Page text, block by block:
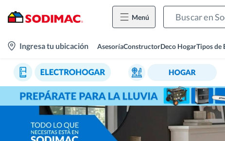
Menú
location-
Ingresa tu ubicación AsesoríaConstructorDeco HogarTipos de